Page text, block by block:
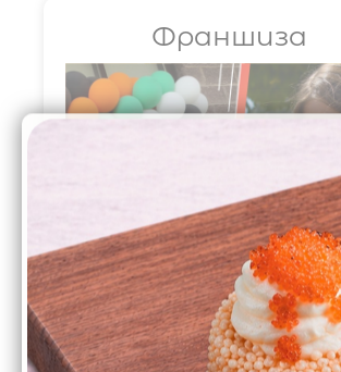
Франшиза